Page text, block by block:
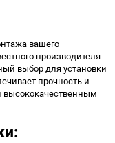
вашего
производителя
выбор для установки
прочность и
высококачественным